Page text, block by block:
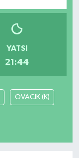
YATSI
21:44
OVACIK (K)